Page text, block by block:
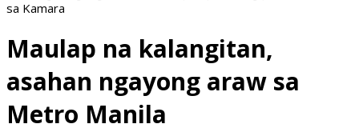
sa Kamara
Maulap na kalangitan,
asahan ngayong araw sa
Metro Manila